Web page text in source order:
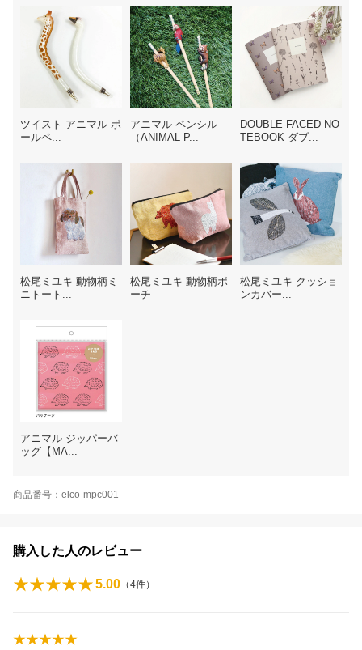
ツイスト アニマル ポ
ールペ...
アニマル ペンシル
（ANIMAL P...
DOUBLE-FACED NO
TEBOOK ダブ...
松尾ミユキ 動物柄ミ
ニトート...
松尾ミユキ 動物柄ポ
ーチ
松尾ミユキ クッショ
ンカバー...
アニマル ジッパーバ
ッグ【MA...
商品番号：elco-mpc001-
購入した人のレビュー
5.00 （4件）